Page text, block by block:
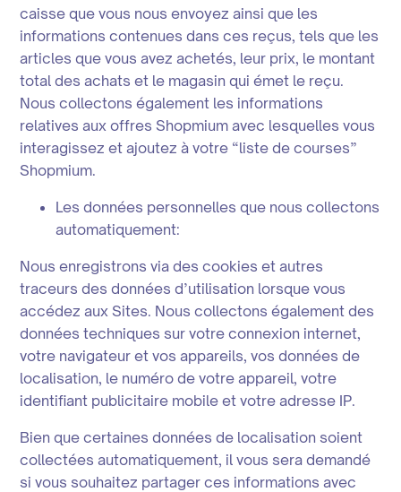
caisse que vous nous envoyez ainsi que les
informations contenues dans ces reçus, tels que les
articles que vous avez achetés, leur prix, le montant
total des achats et le magasin qui émet le reçu.
Nous collectons également les informations
relatives aux offres Shopmium avec lesquelles vous
interagissez et ajoutez à votre “liste de courses”
Shopmium.
Les données personnelles que nous collectons
automatiquement:
Nous enregistrons via des cookies et autres
traceurs des données d’utilisation lorsque vous
accédez aux Sites. Nous collectons également des
données techniques sur votre connexion internet,
votre navigateur et vos appareils, vos données de
localisation, le numéro de votre appareil, votre
identifiant publicitaire mobile et votre adresse IP.
Bien que certaines données de localisation soient
collectées automatiquement, il vous sera demandé
si vous souhaitez partager ces informations avec